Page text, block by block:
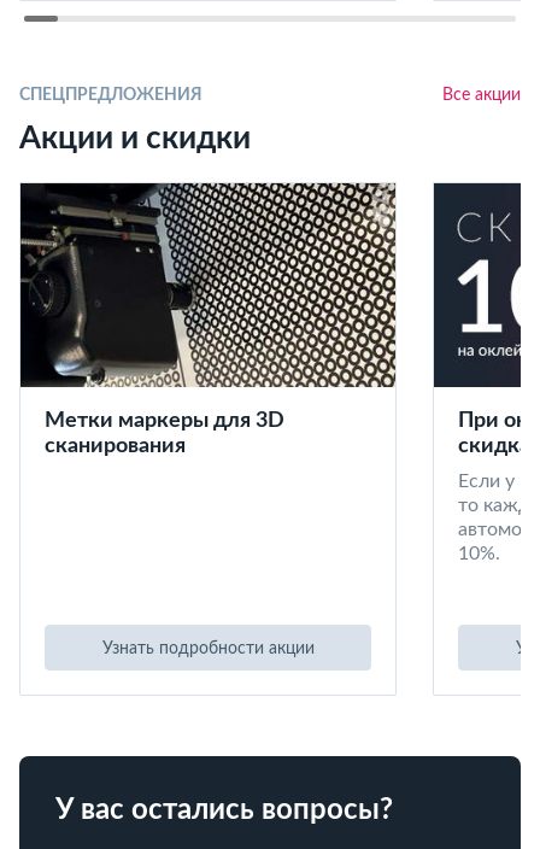
СПЕЦПРЕДЛОЖЕНИЯ Все акции
Акции и скидки
Метки маркеры для 3D
сканирования
Узнать подробности акции
При
скидка
Если у
то
10%.
У вас остались вопросы?